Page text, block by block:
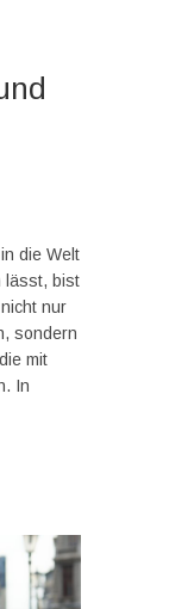
die Welt
lässt, bist
nur
sondern
mit
In